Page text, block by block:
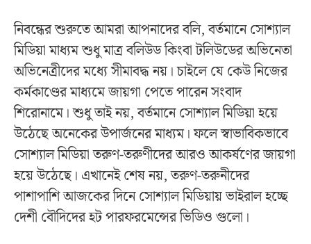
নিবন্ধের শুরুতে আমরা আপনাদের বলি, বর্তমানে সোশ্যাল
মিডিয়া মাধ্যম শুধু মাত্র বলিউড কিংবা টলিউডের অভিনেতা
অভিনেত্রীদের মধ্যে সীমাবদ্ধ নয়। চাইলে যে কেউ নিজের
কর্মকাণ্ডের মাধ্যমে জায়গা পেতে পারেন সংবাদ
শিরোনামে। শুধু তাই নয়, বর্তমানে সোশ্যাল মিডিয়া হয়ে
উঠেছে অনেকের উপার্জনের মাধ্যম। ফলে স্বাভাবিকভাবে
সোশ্যাল মিডিয়া তরুণ-তরুণীদের আরও আকর্ষণের জায়গা
হয়ে উঠেছে। এখানেই শেষ নয়, তরুণ-তরুনীদের
পাশাপাশি আজকের দিনে সোশ্যাল মিডিয়ায় ভাইরাল হচ্ছে
দেশী বৌদিদের হট পারফরমেন্সের ভিডিও গুলো।